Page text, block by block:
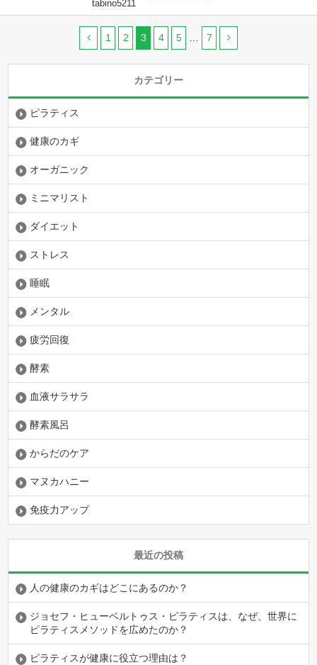
tabino5211
1 2 3 4 5 … 7
カテゴリー
ピラティス
健康のカギ
オーガニック
ミニマリスト
ダイエット
ストレス
睡眠
メンタル
疲労回復
酵素
血液サラサラ
酵素風呂
からだのケア
マヌカハニー
免疫力アップ
最近の投稿
人の健康のカギはどこにあるのか？
ジョセフ・ヒューベルトゥス・ピラティスは、なぜ、世界に
ピラティスメソッドを広めたのか？
ピラティスが健康に役立つ理由は？